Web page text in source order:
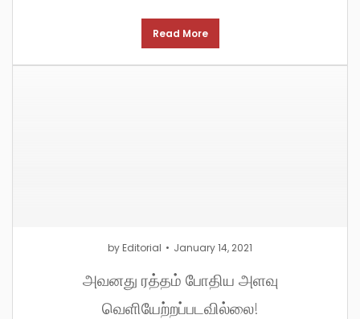
Read More
by Editorial January 14, 2021
அவனது ரத்தம் போதிய அளவு
வெளியேற்றப்படவில்லை!